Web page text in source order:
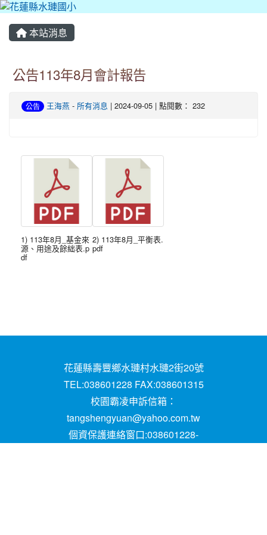
本站消息
公告113年8月會計報告
公告 王海燕 - 所有消息 | 2024-09-05 | 點閱數： 232
1) 113年8月_基金來
源、用途及餘絀表.p
df
2) 113年8月_平衡表.
pdf
花蓮縣壽豐鄉水璉村水璉2街20號
TEL:038601228 FAX:038601315
校園霸凌申訴信箱：
tangshengyuan@yahoo.com.tw
個資保護連絡窗口:038601228-